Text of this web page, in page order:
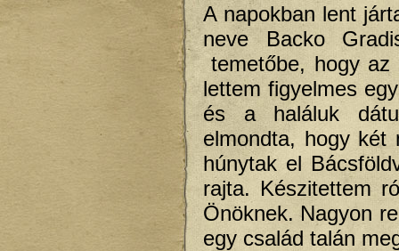
A napokban lent
neve Backo
temetőbe, hogy az
lettem figyelmes
és a haláluk
elmondta, hogy két
húnytak el
rajta. Készitettem
Önöknek. Nagyon
egy család talán